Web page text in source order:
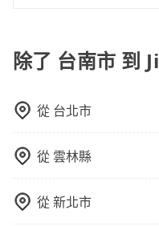
主的台灣大車隊、大都
則有肯驛、全鋒、格上
單程接送與跨縣市計時
高效的車輛調度能力，
務，是絕大多數乘客出
除了 台南市 到
從 台北市
從雲林縣
從新北市